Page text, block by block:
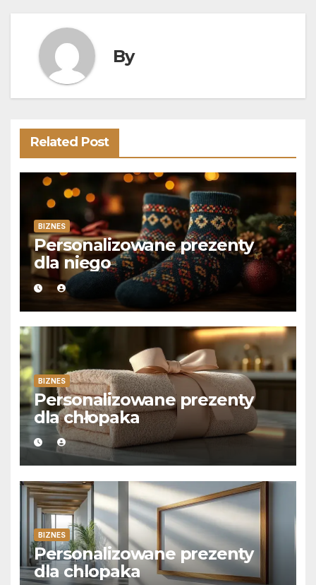
By
Related Post
BIZNES
Personalizowane prezenty
dla niego
BIZNES
Personalizowane prezenty
dla chłopaka
BIZNES
Personalizowane prezenty
dla chlopaka